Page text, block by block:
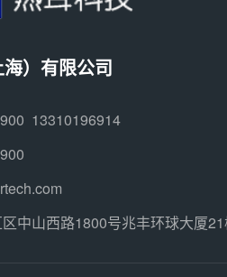
）有限公司
13310196914
中山西路1800号兆丰环球大厦